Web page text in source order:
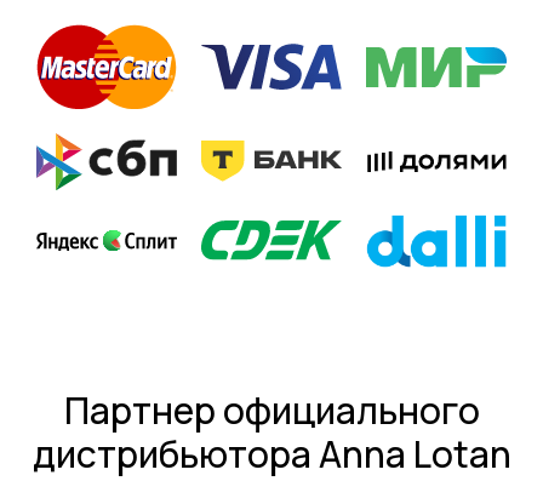
Партнер официального
дистрибьютора Anna Lotan